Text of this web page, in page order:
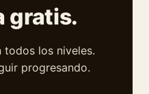
gratis.
los niveles.
progresando.